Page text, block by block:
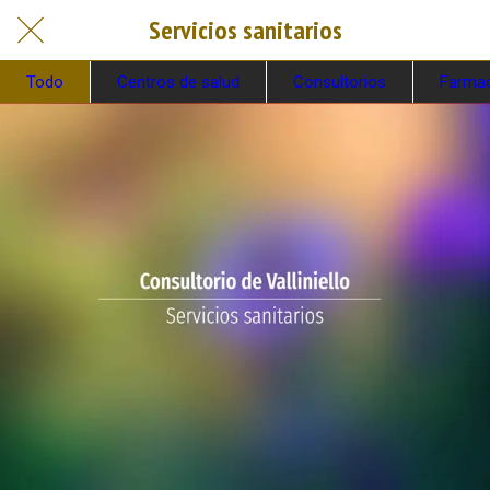
Servicios sanitarios
Todo Centros de salud Consultorios